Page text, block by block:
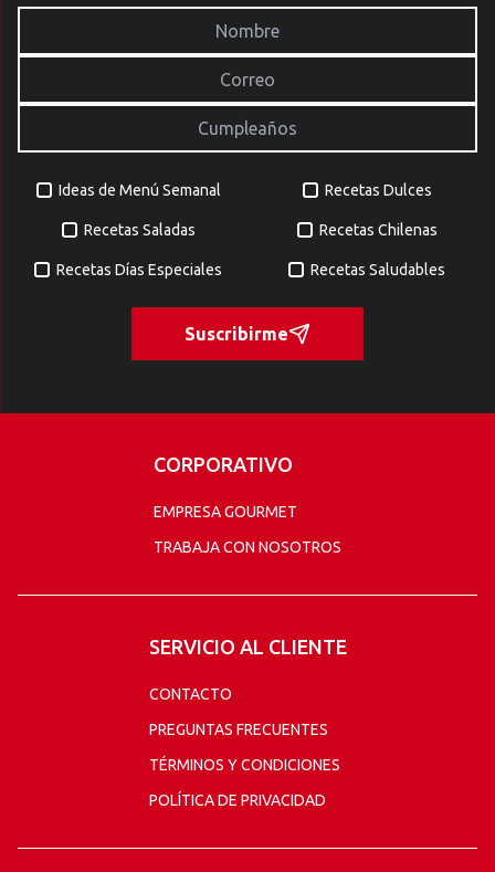
Ideas de Menú Semanal Recetas Dulces
Recetas Saladas Recetas Chilenas
Recetas Días Especiales Recetas Saludables
Suscribirme
CORPORATIVO
EMPRESA GOURMET
TRABAJA CON NOSOTROS
SERVICIO AL CLIENTE
CONTACTO
PREGUNTAS FRECUENTES
TÉRMINOS Y CONDICIONES
POLÍTICA DE PRIVACIDAD